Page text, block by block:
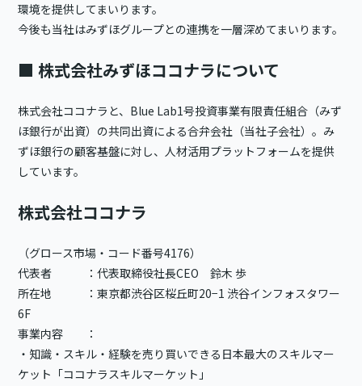
環境を提供してまいります。
今後も当社はみずほグループとの連携を一層深めてまいります。
■ 株式会社みずほココナラについて
株式会社ココナラと、Blue Lab1号投資事業有限責任組合（みず
ほ銀行が出資）の共同出資による合弁会社（当社子会社）。み
ずほ銀行の顧客基盤に対し、人材活用プラットフォームを提供
しています。
株式会社ココナラ
（グロース市場・コード番号4176）
代表者 ：代表取締役社長CEO 鈴木 歩
所在地 ：東京都渋谷区桜丘町20−1 渋谷インフォスタワー
6F
事業内容 ：
・知識・スキル・経験を売り買いできる日本最大のスキルマー
ケット「ココナラスキルマーケット」